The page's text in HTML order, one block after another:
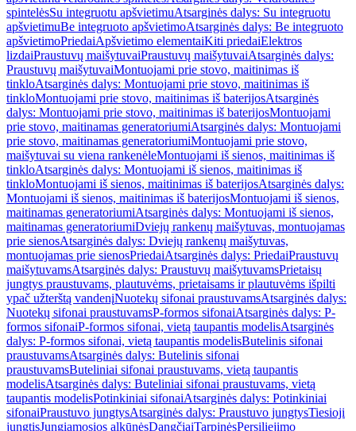
spintelėsSu integruotu apšvietimuAtsarginės dalys: Su integruotu
apšvietimuBe integruoto apšvietimoAtsarginės dalys: Be integruoto
apšvietimoPriedaiApšvietimo elementaiKiti priedaiElektros
lizdaiPraustuvų maišytuvaiPraustuvų maišytuvaiAtsarginės dalys:
Praustuvų maišytuvaiMontuojami prie stovo, maitinimas iš
tinkloAtsarginės dalys: Montuojami prie stovo, maitinimas iš
tinkloMontuojami prie stovo, maitinimas iš baterijosAtsarginės
dalys: Montuojami prie stovo, maitinimas iš baterijosMontuojami
prie stovo, maitinamas generatoriumiAtsarginės dalys: Montuojami
prie stovo, maitinamas generatoriumiMontuojami prie stovo,
maišytuvai su viena rankenėleMontuojami iš sienos, maitinimas iš
tinkloAtsarginės dalys: Montuojami iš sienos, maitinimas iš
tinkloMontuojami iš sienos, maitinimas iš baterijosAtsarginės dalys:
Montuojami iš sienos, maitinimas iš baterijosMontuojami iš sienos,
maitinamas generatoriumiAtsarginės dalys: Montuojami iš sienos,
maitinamas generatoriumiDviejų rankenų maišytuvas, montuojamas
prie sienosAtsarginės dalys: Dviejų rankenų maišytuvas,
montuojamas prie sienosPriedaiAtsarginės dalys: PriedaiPraustuvų
maišytuvamsAtsarginės dalys: Praustuvų maišytuvamsPrietaisų
jungtys praustuvams, plautuvėms, prietaisams ir plautuvėms išpilti
ypač užterštą vandenįNuotekų sifonai praustuvamsAtsarginės dalys:
Nuotekų sifonai praustuvamsP-formos sifonaiAtsarginės dalys: P-
formos sifonaiP-formos sifonai, vietą taupantis modelisAtsarginės
dalys: P-formos sifonai, vietą taupantis modelisButelinis sifonai
praustuvamsAtsarginės dalys: Butelinis sifonai
praustuvamsButeliniai sifonai praustuvams, vietą taupantis
modelisAtsarginės dalys: Buteliniai sifonai praustuvams, vietą
taupantis modelisPotinkiniai sifonaiAtsarginės dalys: Potinkiniai
sifonaiPraustuvo jungtysAtsarginės dalys: Praustuvo jungtysTiesioji
jungtisJungiamosios alkūnėsDangčiaiTarpinėsPersiliejimo